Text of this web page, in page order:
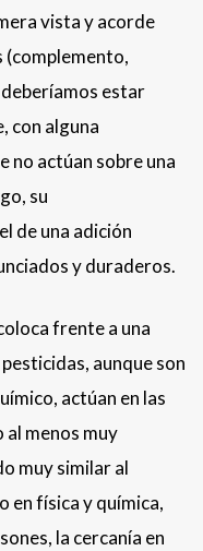
vista y acorde
(complemento,
estar
con alguna
no actúan sobre una
su
de una adición
y duraderos.
frente a una
aunque son
actúan en las
menos muy
muy similar al
en física y química,
la cercanía en